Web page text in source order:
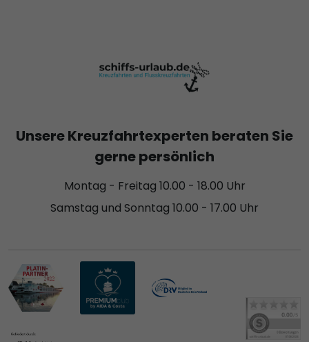
Unsere Kreuzfahrtexperten beraten Sie
gerne persönlich
Montag - Freitag 10.00 - 18.00 Uhr
Samstag und Sonntag 10.00 - 17.00 Uhr